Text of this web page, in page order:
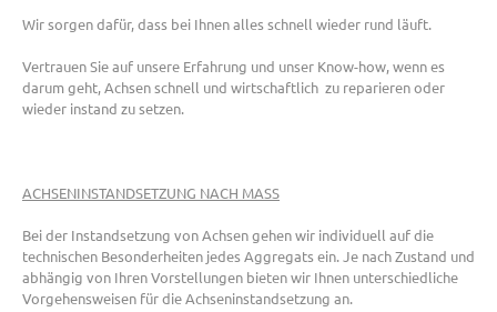
Wir sorgen dafür, dass bei Ihnen alles schnell wieder rund läuft.
Vertrauen Sie auf unsere Erfahrung und unser Know-how, wenn es
darum geht, Achsen schnell und wirtschaftlich zu reparieren oder
wieder instand zu setzen.
ACHSENINSTANDSETZUNG NACH MASS
Bei der Instandsetzung von Achsen gehen wir individuell auf die
technischen Besonderheiten jedes Aggregats ein. Je nach Zustand und
abhängig von Ihren Vorstellungen bieten wir Ihnen unterschiedliche
Vorgehensweisen für die Achseninstandsetzung an.